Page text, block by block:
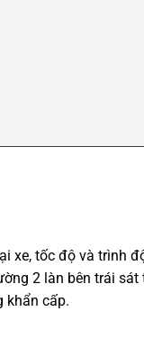
xe, tốc độ và trình
2 làn bên trái
khẩn cấp.